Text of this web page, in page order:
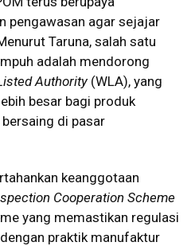
pengawasan agar sejajar
Taruna, salah satu
adalah mendorong
Authority(WLA), yang
besar bagi produk
di pasar
keanggotaan
Cooperation Scheme
yang memastikan regulasi
praktik manufaktur